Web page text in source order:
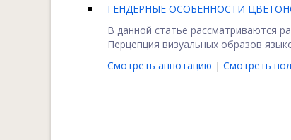
ГЕНДЕРНЫЕ ОСОБЕННОСТИ
В данной статье рассматриваются
Перцепция визуальных образов
Смотреть аннотацию | Смотреть